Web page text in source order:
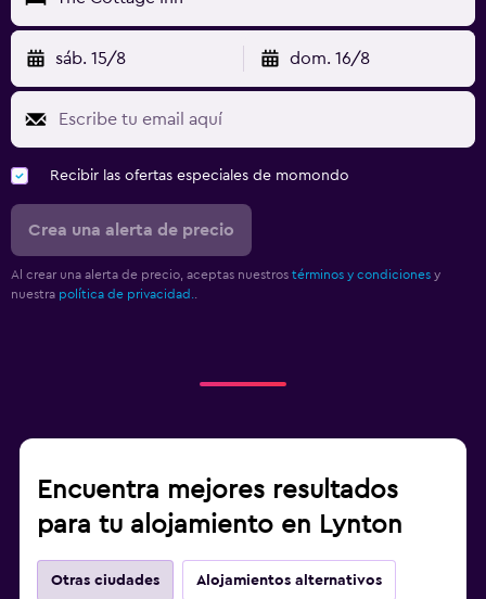
sáb. 15/8 dom. 16/8
Recibir las ofertas especiales de momondo
Crea una alerta de precio
Al crear una alerta de precio, aceptas nuestros términos y condiciones y
nuestra política de privacidad.
Encuentra mejores resultados
para tu alojamiento en Lynton
Otras ciudades Alojamientos alternativos